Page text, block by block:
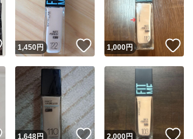
他フリマ実績◯+ このユーザーは他フリマ
スピード&安心発送
※このバッジは実績に基づく表示であり、発送を保証して
スピード＆安心発送
このユーザーは高頻度で
出品ページへ
キャンセル
いいね！
1,450円 いいね！
1,000円
いいね！
1,648円 いいね！
2,000円